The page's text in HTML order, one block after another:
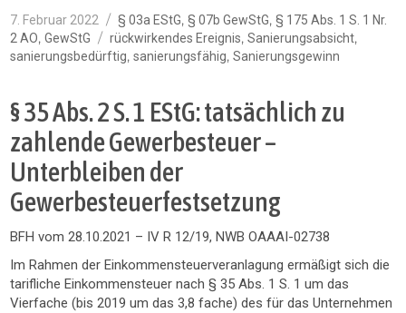
Veröffentlicht
am
7. Februar 2022 Kategorien
§ 03a EStG,§ 07b GewStG,§ 175 Abs. 1 S. 1 Nr.
2 AO,GewStG Schlagwörter
rückwirkendes Ereignis,Sanierungsabsicht,
sanierungsbedürftig,sanierungsfähig,Sanierungsgewinn
§ 35 Abs. 2 S. 1 EStG: tatsächlich zu
zahlende Gewerbesteuer –
Unterbleiben der
Gewerbesteuerfestsetzung
BFH vom 28.10.2021 – IV R 12/19, NWB OAAAI-02738
Im Rahmen der Einkommensteuerveranlagung ermäßigt sich die
tarifliche Einkommensteuer nach § 35 Abs. 1 S. 1 um das
Vierfache (bis 2019 um das 3,8 fache) des für das Unternehmen